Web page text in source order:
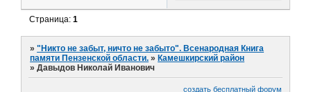
Страница:1
»"Никто не забыт, ничто не забыто". Всенародная Книга
памяти Пензенской области. »Камешкирский район
»Давыдов Николай Иванович
создать бесплатный форум